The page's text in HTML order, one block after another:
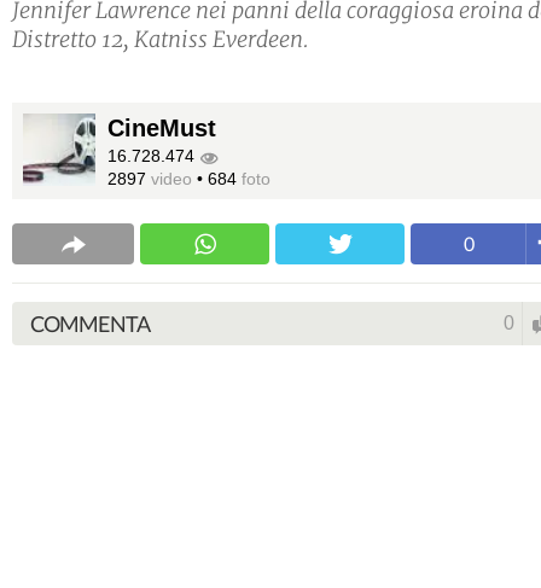
Jennifer Lawrence nei panni della coraggiosa eroina
Distretto 12, Katniss Everdeen.
CineMust
16.728.474
2897 video • 684 foto
0
COMMENTA 0